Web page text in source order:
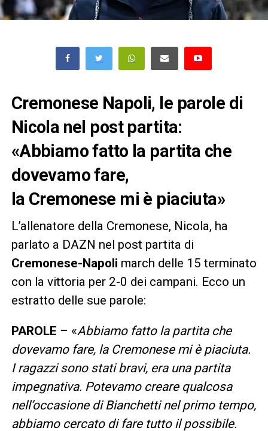
Cremonese Napoli, le parole di
Nicola nel post partita:
«Abbiamo fatto la partita che
dovevamo fare,
la Cremonese mi è piaciuta»
L’allenatore della Cremonese, Nicola, ha
parlato a DAZN nel post partita di
Cremonese-Napoli march delle 15 terminato
con la vittoria per 2-0 dei campani. Ecco un
estratto delle sue parole:
PAROLE – «Abbiamo fatto la partita che
dovevamo fare, la Cremonese mi è piaciuta.
I ragazzi sono stati bravi, era una partita
impegnativa. Potevamo creare qualcosa
nell’occasione di Bianchetti nel primo tempo,
abbiamo cercato di fare tutto il possibile.